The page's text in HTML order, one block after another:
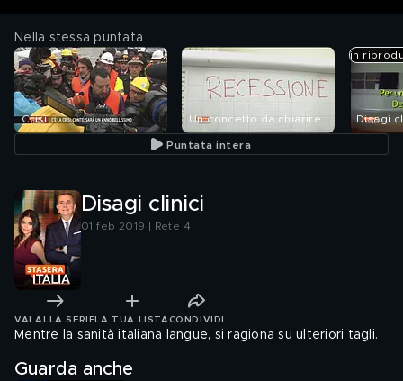
Nella stessa puntata
Crisi Un concetto da chiarire
in
Disagi
Puntata intera
Disagi clinici
01 feb 2019 | Rete 4
VAI ALLA SERIE LA TUA LISTA CONDIVIDI
Mentre la sanità italiana langue, si ragiona su ulteriori tagli.
Guarda anche